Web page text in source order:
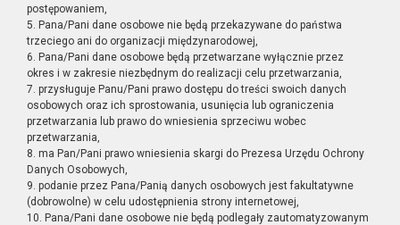
postępowaniem,
5. Pana/Pani dane osobowe nie będą przekazywane do państwa
trzeciego ani do organizacji międzynarodowej,
6. Pana/Pani dane osobowe będą przetwarzane wyłącznie przez
okres i w zakresie niezbędnym do realizacji celu przetwarzania,
7. przysługuje Panu/Pani prawo dostępu do treści swoich danych
osobowych oraz ich sprostowania, usunięcia lub ograniczenia
przetwarzania lub prawo do wniesienia sprzeciwu wobec
przetwarzania,
8. ma Pan/Pani prawo wniesienia skargi do Prezesa Urzędu Ochrony
Danych Osobowych,
9. podanie przez Pana/Panią danych osobowych jest fakultatywne
(dobrowolne) w celu udostępnienia strony internetowej,
10. Pana/Pani dane osobowe nie będą podlegały zautomatyzowanym